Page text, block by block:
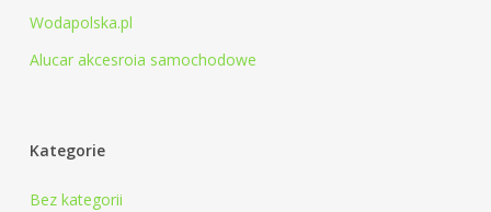
Wodapolska.pl
Alucar akcesroia samochodowe
Kategorie
Bez kategorii